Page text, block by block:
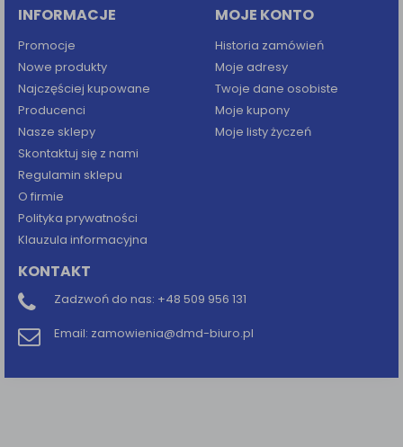
INFORMACJE
Promocje
Nowe produkty
Najczęściej kupowane
Producenci
Nasze sklepy
Skontaktuj się z nami
Regulamin sklepu
O firmie
Polityka prywatności
Klauzula informacyjna
MOJE KONTO
Historia zamówień
Moje adresy
Twoje dane osobiste
Moje kupony
Moje listy życzeń
KONTAKT
Zadzwoń do nas: +48 509 956 131
Email: zamowienia@dmd-biuro.pl